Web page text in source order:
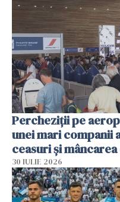
Percheziții pe
unei mari companii
ceasuri și
30 IULIE 2026